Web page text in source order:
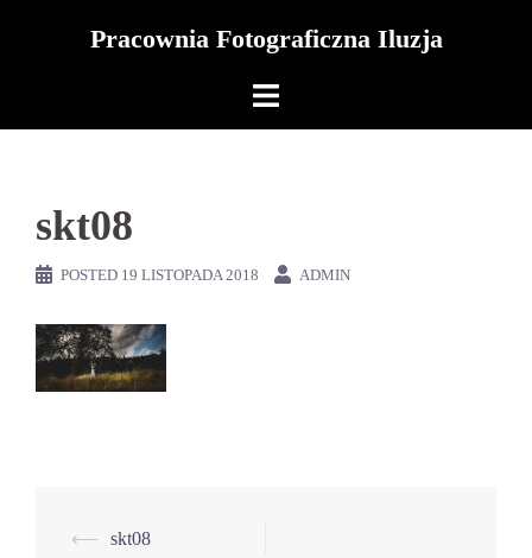
Pracownia Fotograficzna Iluzja
skt08
POSTED 19 LISTOPADA 2018 ADMIN
Post
⟵ skt08